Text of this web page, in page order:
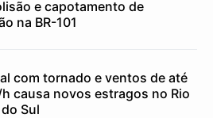
e capotamento de
na BR-101
com tornado e ventos de até
causa novos estragos no Rio
Sul